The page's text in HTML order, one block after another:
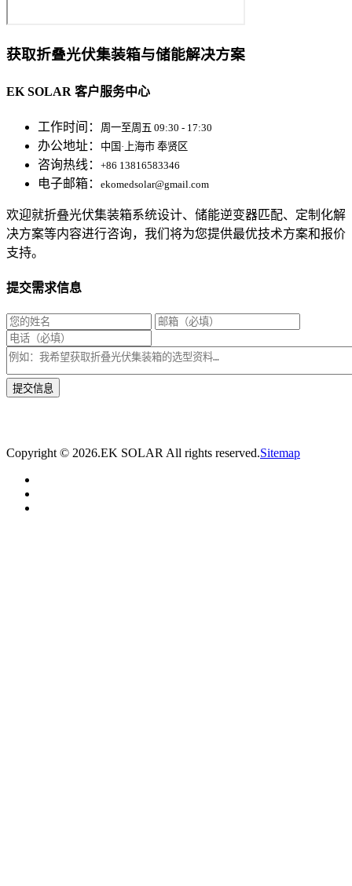
获取折叠光伏集装箱与储能解决方案
EK SOLAR 客户服务中心
工作时间： 周一至周五 09:30 - 17:30
办公地址： 中国·上海市 奉贤区
咨询热线： +86 13816583346
电子邮箱： ekomedsolar@gmail.com
欢迎就折叠光伏集装箱系统设计、储能逆变器匹配、定制化解
决方案等内容进行咨询，我们将为您提供最优技术方案和报价
支持。
提交需求信息
Copyright © 2026.EK SOLAR All rights reserved.Sitemap